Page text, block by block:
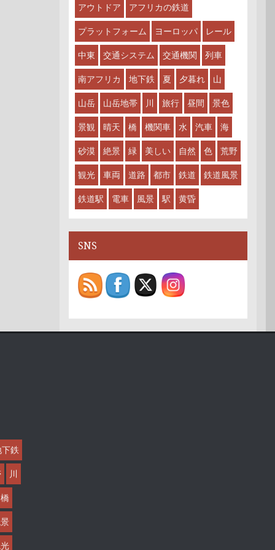
アウトドア アフリカの鉄道
プラットフォーム ヨーロッパ レール
中東 交通システム 交通機関 列車
南アフリカ 地下鉄 夏 夕暮れ 山
山岳 山岳地帯 川 旅行 昼間 景色
景観 晴天 橋 機関車 水 汽車 海
砂漠 絶景 緑 美しい 自然 色 荒野
観光 車両 道路 都市 鉄道 鉄道風景
鉄道駅 電車 風景 駅 黄昏
SNS
鉄
川
橋